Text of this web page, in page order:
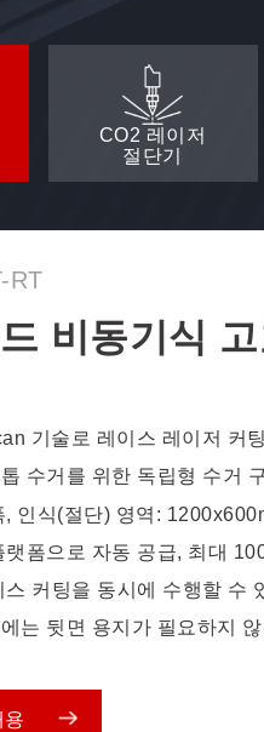
CO2 레이저
절단기
RT
비동기식
기술로 레이스 레이저 커
수거를 위한 독립형 수거
, 인식(절단) 영역:
랫폼으로 자동 공급, 최대
스 커팅을 동시에 수행할 수
는 뒷면 용지가 필요하지
용